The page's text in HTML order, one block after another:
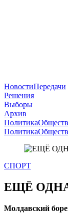
НовостиПередачи
Решения
Выборы
Архив
Политика
Политика
СПОРТ
ЕЩЁ
Молдавский